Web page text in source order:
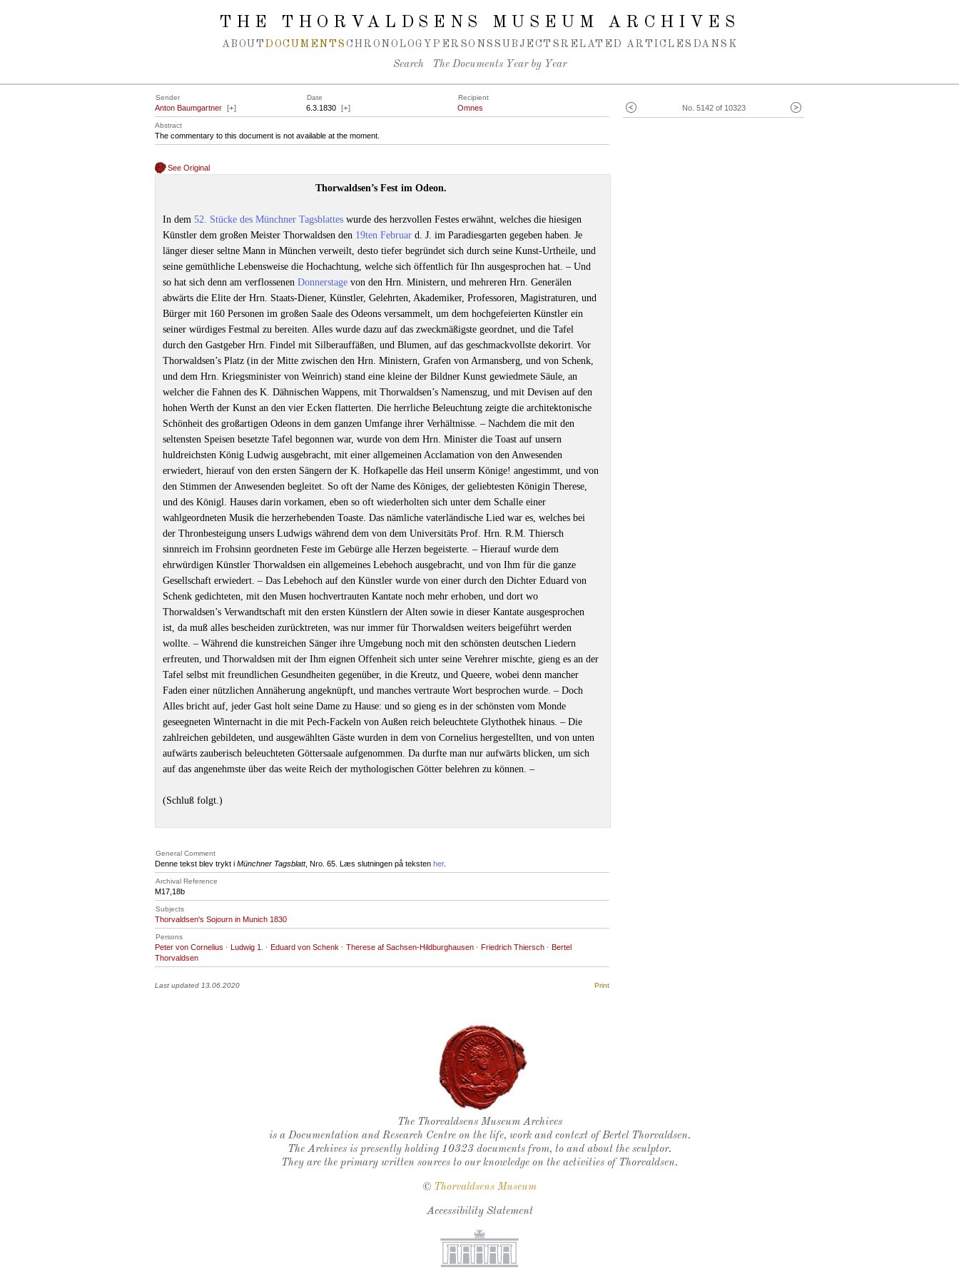
THE THORVALDSENS MUSEUM ARCHIVES
ABOUT DOCUMENTS CHRONOLOGY PERSONS SUBJECTS RELATED ARTICLES DANSK
Search The Documents Year by Year
No. 5142 of 10323
Sender Date Recipient
Anton Baumgartner [+] 6.3.1830 [+] Omnes
Abstract
The commentary to this document is not available at the moment.
See Original
Thorwaldsen’s Fest im Odeon.
In dem 52. Stücke des Münchner Tagsblattes wurde des herzvollen Festes erwähnt, welches die hiesigen
Künstler dem großen Meister Thorwaldsen den 19ten Februar d. J. im Paradiesgarten gegeben haben. Je
länger dieser seltne Mann in München verweilt, desto tiefer begründet sich durch seine Kunst-Urtheile, und
seine gemüthliche Lebensweise die Hochachtung, welche sich öffentlich für Ihn ausgesprochen hat. ‒ Und
so hat sich denn am verflossenen Donnerstage von den Hrn. Ministern, und mehreren Hrn. Generälen
abwärts die Elite der Hrn. Staats-Diener, Künstler, Gelehrten, Akademiker, Professoren, Magistraturen, und
Bürger mit 160 Personen im großen Saale des Odeons versammelt, um dem hochgefeierten Künstler ein
seiner würdiges Festmal zu bereiten. Alles wurde dazu auf das zweckmäßigste geordnet, und die Tafel
durch den Gastgeber Hrn. Findel mit Silberauffäßen, und Blumen, auf das geschmackvollste dekorirt. Vor
Thorwaldsen’s Platz (in der Mitte zwischen den Hrn. Ministern, Grafen von Armansberg, und von Schenk,
und dem Hrn. Kriegsminister von Weinrich) stand eine kleine der Bildner Kunst gewiedmete Säule, an
welcher die Fahnen des K. Dähnischen Wappens, mit Thorwaldsen’s Namenszug, und mit Devisen auf den
hohen Werth der Kunst an den vier Ecken flatterten. Die herrliche Beleuchtung zeigte die architektonische
Schönheit des großartigen Odeons in dem ganzen Umfange ihrer Verhältnisse. ‒ Nachdem die mit den
seltensten Speisen besetzte Tafel begonnen war, wurde von dem Hrn. Minister die Toast auf unsern
huldreichsten König Ludwig ausgebracht, mit einer allgemeinen Acclamation von den Anwesenden
erwiedert, hierauf von den ersten Sängern der K. Hofkapelle das Heil unserm Könige! angestimmt, und von
den Stimmen der Anwesenden begleitet. So oft der Name des Königes, der geliebtesten Königin Therese,
und des Königl. Hauses darin vorkamen, eben so oft wiederholten sich unter dem Schalle einer
wahlgeordneten Musik die herzerhebenden Toaste. Das nämliche vaterländische Lied war es, welches bei
der Thronbesteigung unsers Ludwigs während dem von dem Universitäts Prof. Hrn. R.M. Thiersch
sinnreich im Frohsinn geordneten Feste im Gebürge alle Herzen begeisterte. ‒ Hierauf wurde dem
ehrwürdigen Künstler Thorwaldsen ein allgemeines Lebehoch ausgebracht, und von Ihm für die ganze
Gesellschaft erwiedert. ‒ Das Lebehoch auf den Künstler wurde von einer durch den Dichter Eduard von
Schenk gedichteten, mit den Musen hochvertrauten Kantate noch mehr erhoben, und dort wo
Thorwaldsen’s Verwandtschaft mit den ersten Künstlern der Alten sowie in dieser Kantate ausgesprochen
ist, da muß alles bescheiden zurücktreten, was nur immer für Thorwaldsen weiters beigeführt werden
wollte. ‒ Während die kunstreichen Sänger ihre Umgebung noch mit den schönsten deutschen Liedern
erfreuten, und Thorwaldsen mit der Ihm eignen Offenheit sich unter seine Verehrer mischte, gieng es an der
Tafel selbst mit freundlichen Gesundheiten gegenüber, in die Kreutz, und Queere, wobei denn mancher
Faden einer nützlichen Annäherung angeknüpft, und manches vertraute Wort besprochen wurde. ‒ Doch
Alles bricht auf, jeder Gast holt seine Dame zu Hause: und so gieng es in der schönsten vom Monde
geseegneten Winternacht in die mit Pech-Fackeln von Außen reich beleuchtete Glythothek hinaus. ‒ Die
zahlreichen gebildeten, und ausgewählten Gäste wurden in dem von Cornelius hergestellten, und von unten
aufwärts zauberisch beleuchteten Göttersaale aufgenommen. Da durfte man nur aufwärts blicken, um sich
auf das angenehmste über das weite Reich der mythologischen Götter belehren zu können. ‒
(Schluß folgt.)
General Comment
Denne tekst blev trykt i Münchner Tagsblatt, Nro. 65. Læs slutningen på teksten her.
Archival Reference
M17 ,18b
Subjects
Thorvaldsen's Sojourn in Munich 1830
Persons
Peter von Cornelius · Ludwig 1. · Eduard von Schenk · Therese af Sachsen-Hildburghausen · Friedrich Thiersch · Bertel
Thorvaldsen
Last updated 13.06.2020 Print
Thorvaldsen's seal
The Thorvaldsens Museum Archives
is a Documentation and Research Centre on the life, work and context of Bertel Thorvaldsen.
The Archives is presently holding 10323 documents from, to and about the sculptor.
They are the primary written sources to our knowledge on the activities of Thorvaldsen.
© Thorvaldsens Museum
Accessibility Statement